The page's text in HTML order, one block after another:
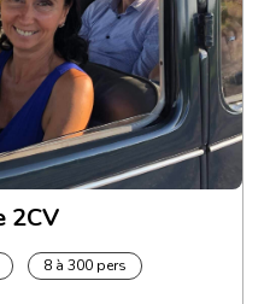
2CV
8 à 300 pers